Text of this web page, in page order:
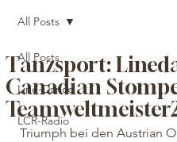
All Posts
Line-Dance
LCR-Radio
All Posts
Tanzsport:
Canadian
Triumph bei den Austrian